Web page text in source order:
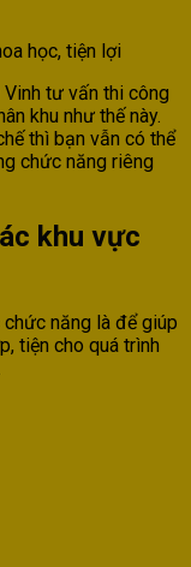
học, tiện lợi
tư vấn thi công
khu như thế này.
thì bạn vẫn có thể
chức năng riêng
khu vực
năng là để giúp
tiện cho quá trình